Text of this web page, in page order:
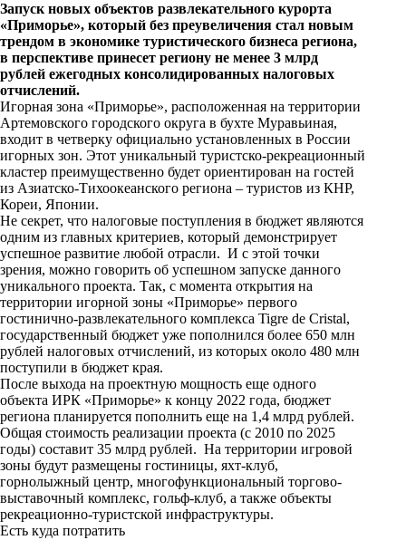
i
t
t
e
r
n
o
k
a
s
s
n
i
k
i
l
e
g
a
m
p
y
L
n
k
Запуск новых объектов развлекательного курорта
«Приморье», который без преувеличения стал новым
трендом в экономике туристического бизнеса региона,
в перспективе принесет региону не менее 3 млрд
рублей ежегодных консолидированных налоговых
отчислений.
Игорная зона «Приморье», расположенная на территории
Артемовского городского округа в бухте Муравьиная,
входит в четверку официально установленных в России
игорных зон. Этот уникальный туристско-рекреационный
кластер преимущественно будет ориентирован на гостей
из Азиатско-Тихоокеанского региона – туристов из КНР,
Кореи, Японии.
Не секрет, что налоговые поступления в бюджет являются
одним из главных критериев, который демонстрирует
успешное развитие любой отрасли. И с этой точки
зрения, можно говорить об успешном запуске данного
уникального проекта. Так, с момента открытия на
территории игорной зоны «Приморье» первого
гостинично-развлекательного комплекса Tigre de Cristal,
государственный бюджет уже пополнился более 650 млн
рублей налоговых отчислений, из которых около 480 млн
поступили в бюджет края.
После выхода на проектную мощность еще одного
объекта ИРК «Приморье» к концу 2022 года, бюджет
региона планируется пополнить еще на 1,4 млрд рублей.
Общая стоимость реализации проекта (с 2010 по 2025
годы) составит 35 млрд рублей. На территории игровой
зоны будут размещены гостиницы, яхт-клуб,
горнолыжный центр, многофункциональный торгово-
выставочный комплекс, гольф-клуб, а также объекты
рекреационно-туристской инфраструктуры.
Есть куда потратить